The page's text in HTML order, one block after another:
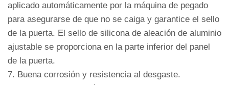
aplicado automáticamente por la máquina de pegado
para asegurarse de que no se caiga y garantice el sello
de la puerta. El sello de silicona de aleación de aluminio
ajustable se proporciona en la parte inferior del panel
de la puerta.
7. Buena corrosión y resistencia al desgaste.